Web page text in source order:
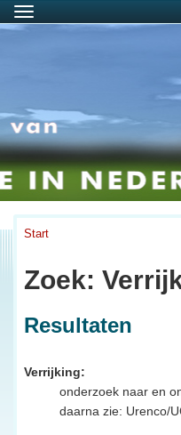
Menu
Start
Zoek:
Resultaten
Verrijking:
onderzoek naar en
daarna zie: Urenco/